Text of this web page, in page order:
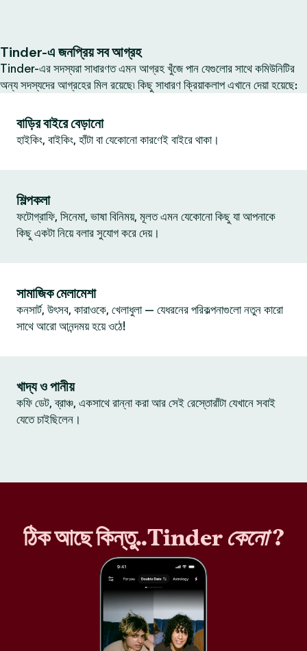
Tinder-এ জনপ্রিয় সব আগ্রহ
Tinder-এর সদস্যরা সাধারণত এমন আগ্রহ খুঁজে পান যেগুলোর সাথে কমিউনিটির
অন্য সদস্যদের আগ্রহের মিল রয়েছে৷ কিছু সাধারণ ক্রিয়াকলাপ এখানে দেয়া হয়েছে:
বাড়ির বাইরে বেড়ানো
হাইকিং, বাইকিং, হাঁটা বা যেকোনো কারণেই বাইরে থাকা।
শিল্পকলা
ফটোগ্রাফি, সিনেমা, ভাষা বিনিময়, মূলত এমন যেকোনো কিছু যা আপনাকে
কিছু একটা নিয়ে বলার সুযোগ করে দেয়।
সামাজিক মেলামেশা
কনসার্ট, উৎসব, কারাওকে, খেলাধুলা — যেধরনের পরিকল্পনাগুলো নতুন কারো
সাথে আরো আনন্দময় হয়ে ওঠে!
খাদ্য ও পানীয়
কফি ডেট, ব্রাঞ্চ, একসাথে রান্না করা আর সেই রেস্তোরাঁটা যেখানে সবাই
যেতে চাইছিলেন।
ঠিক আছে কিন্তু..Tinderকেনো?